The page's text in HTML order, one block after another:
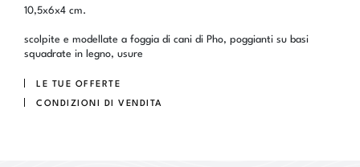
10,5x6x4 cm.
scolpite e modellate a foggia di cani di Pho, poggianti su basi
squadrate in legno, usure
LE TUE OFFERTE
CONDIZIONI DI VENDITA